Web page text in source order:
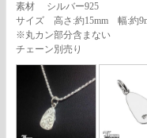
素材 シルバー925
サイズ 高さ:約15mm 幅:約
※丸カン部分含まない
チェーン別売り